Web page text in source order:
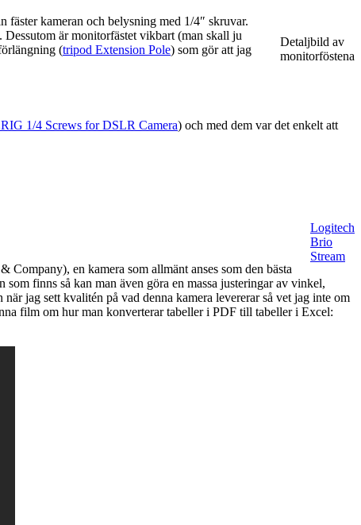
Detaljbild av
monitorföstena
kameran och belysning med 1/4″ skruvar.
är monitorfästet vikbart (man skall ju
(tripod Extension Pole) som gör att jag
1/4 Screws for DSLR Camera) och med dem var det enkelt att
Logitech
Brio
Stream
Company), en kamera som allmänt anses som den bästa
finns så kan man även göra en massa justeringar av vinkel,
jag sett kvalitén på vad denna kamera levererar så vet jag inte om
film om hur man konverterar tabeller i PDF till tabeller i Excel: